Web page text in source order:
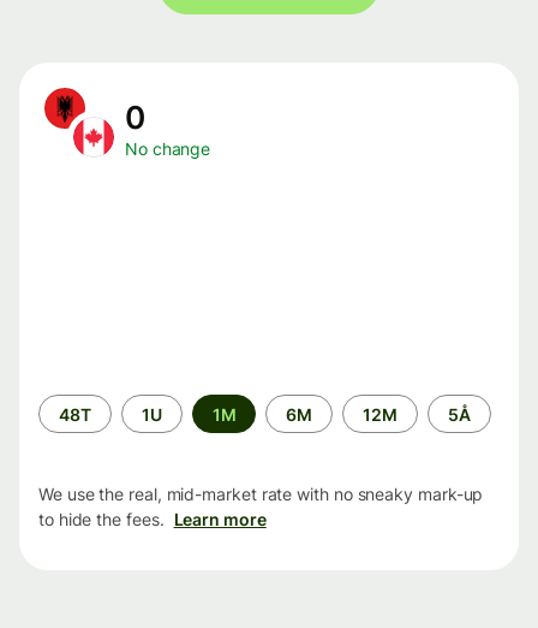
0
No change
Time
period
48T 1U 1M 6M 12M 5Å
We use the real, mid-market rate with no sneaky mark-up
to hide the fees. Learn more